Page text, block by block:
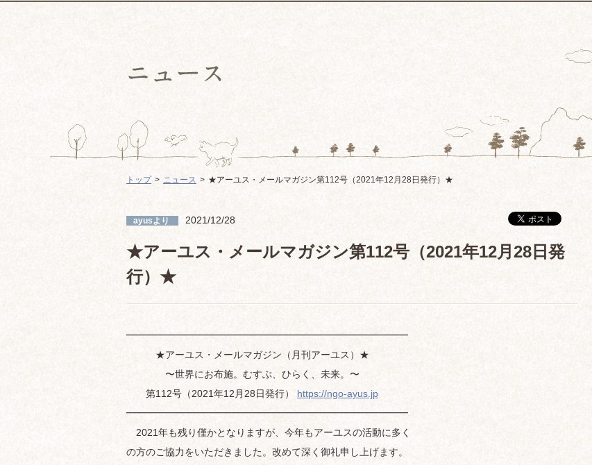
トップ ニュース ★アーユス・メールマガジン第112号（2021年12月28日発行）★
ayusより 2021/12/28
★アーユス・メールマガジン第112号（2021年12月28日発
行）★
━━━━━━━━━━━━━━━━━━━━━━━━━━━━━
★アーユス・メールマガジン（月刊アーユス）★
〜世界にお布施。むすぶ、ひらく、未来。〜
第112号（2021年12月28日発行） https://ngo-ayus.jp
━━━━━━━━━━━━━━━━━━━━━━━━━━━━━
2021年も残り僅かとなりますが、今年もアーユスの活動に多く
の方のご協力をいただきました。改めて深く御礼申し上げます。